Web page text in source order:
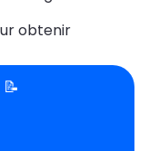
obtenir